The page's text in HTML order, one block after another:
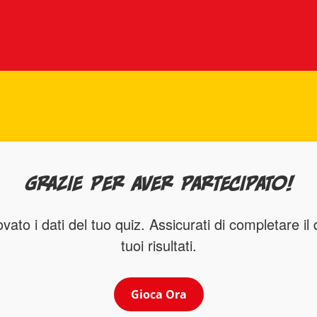
Grazie per aver partecipato!
i dati del tuo quiz. Assicurati di completare il
tuoi risultati.
Gioca Ora